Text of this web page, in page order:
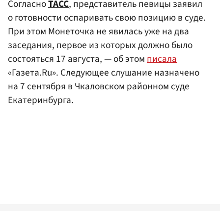
СогласноТАСС, представитель певицы заявил
о готовности оспаривать свою позицию в суде.
При этом Монеточка не явилась уже на два
заседания, первое из которых должно было
состояться 17 августа, — об этомписала
«Газета.Ru». Следующее слушание назначено
на 7 сентября в Чкаловском районном суде
Екатеринбурга.